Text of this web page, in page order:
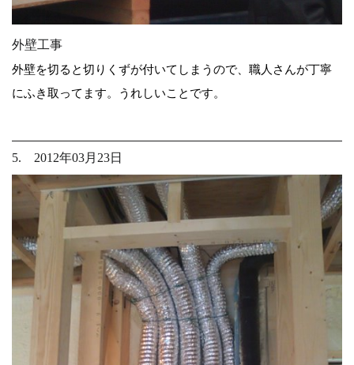
外壁工事
外壁を切ると切りくずが付いてしまうので、職人さんが丁寧
にふき取ってます。うれしいことです。
5. 2012年03月23日